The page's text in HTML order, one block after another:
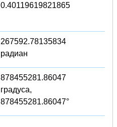
0.40119619821865
267592.78135834
радиан
878455281.86047
градуса,
878455281.86047°